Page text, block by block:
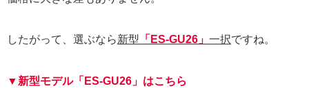
したがって、選ぶなら新型 「ES-GU26」 一択ですね。
▼新型モデル「ES-GU26」はこちら